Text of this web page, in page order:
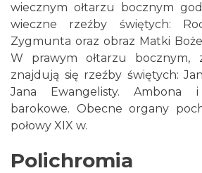
wiecznym ołtarzu bocznym
wieczne rzeźby świętych:
Zygmunta oraz obraz Matki
W prawym ołtarzu bocznym,
znajdują się rzeźby świętych:
Jana Ewangelisty. Ambona
barokowe. Obecne organy
połowy XIX w.
Polichromia